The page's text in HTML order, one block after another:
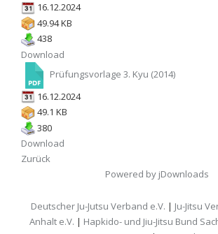
16.12.2024
49.94 KB
438
Download
Prüfungsvorlage 3. Kyu (2014)
16.12.2024
49.1 KB
380
Download
Zurück
Powered by jDownloads
Deutscher Ju-Jutsu Verband e.V. | Ju-Jitsu
Anhalt e.V. | Hapkido- und Jiu-Jitsu Bund